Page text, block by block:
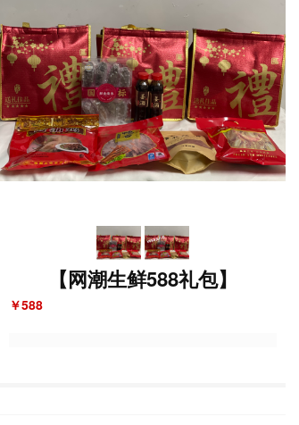
【网潮生鲜588礼包】
￥588